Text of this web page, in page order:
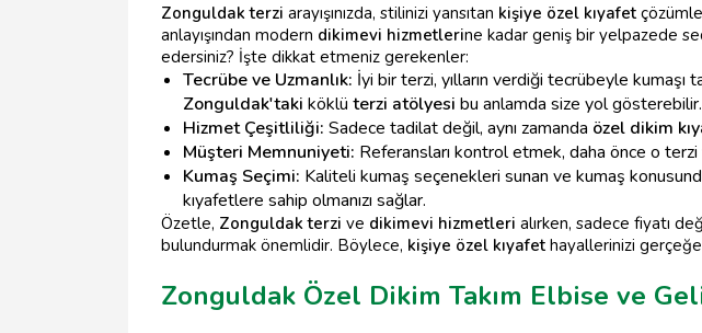
Zonguldak terzi arayışınızda, stilinizi yansıtan kişiye özel kıyafet
anlayışından modern dikimevi hizmetlerine kadar geniş bir yelpazede
edersiniz? İşte dikkat etmeniz gerekenler:
Tecrübe ve Uzmanlık: İyi bir terzi, yılların verdiği tecrübeyle
Zonguldak'taki köklü terzi atölyesi bu anlamda size yol gösterebilir.
Hizmet Çeşitliliği: Sadece tadilat değil, aynı zamanda özel dikim
Müşteri Memnuniyeti: Referansları kontrol etmek, daha önce o terzi
Kumaş Seçimi: Kaliteli kumaş seçenekleri sunan ve kumaş
kıyafetlere sahip olmanızı sağlar.
Özetle, Zonguldak terzi ve dikimevi hizmetleri alırken, sadece fiyatı
bulundurmak önemlidir. Böylece, kişiye özel kıyafet hayallerinizi
Zonguldak Özel Dikim Takım Elbise ve